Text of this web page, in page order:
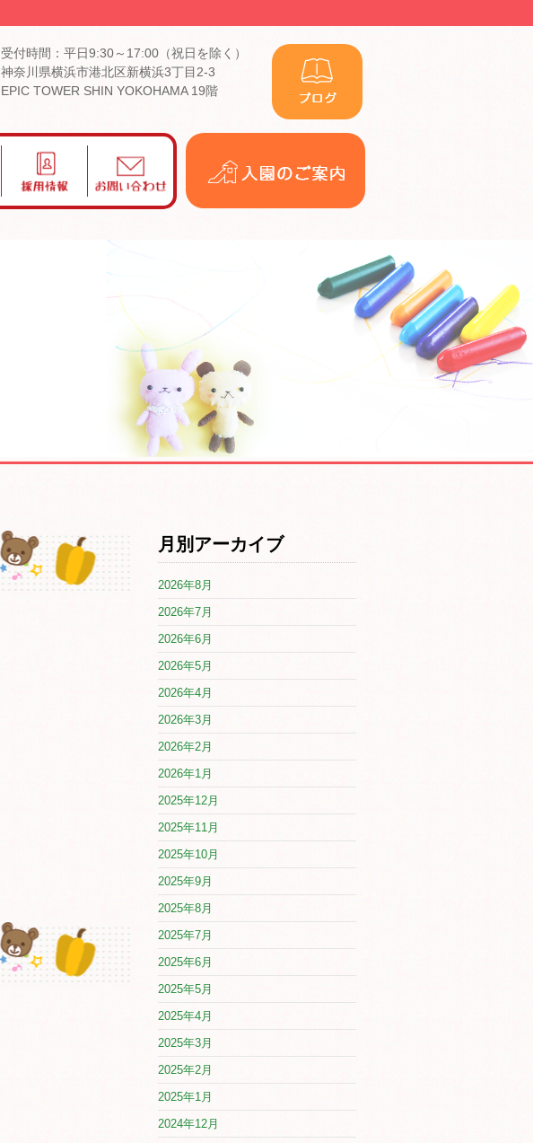
受付時間：平日9:30～17:00（祝日を除く）
神奈川県横浜市港北区新横浜3丁目2-3
EPIC TOWER SHIN YOKOHAMA 19階
い
合
月別アーカイブ
2026年8月
2026年7月
2026年6月
2026年5月
2026年4月
2026年3月
2026年2月
2026年1月
2025年12月
2025年11月
2025年10月
2025年9月
2025年8月
2025年7月
2025年6月
2025年5月
2025年4月
2025年3月
2025年2月
2025年1月
2024年12月